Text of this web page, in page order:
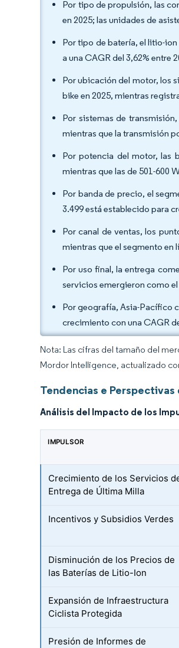
Por tipo de propulsión, las
en 2025; las unidades de
Por tipo de batería, el litio-
a una CAGR del 3,62% entre
Por ubicación del motor, los
bike en 2025, mientras
Por sistemas de
mientras que la transmisión
Por potencia del motor, las
mientras que las de 501-600
Por banda de precio, el
3.499 está establecido para
Por canal de ventas, los
mientras que el segmento en
Por uso final, la entrega
servicios emergieron como
Por geografía, Asia-Pacífico
crecimiento con una CAGR
Nota: Las cifras del tamaño del
Mordor Intelligence, actualizado
Tendencias e
Análisis del Impacto de los
IMPULSOR
Crecimiento de los Servicios
Entrega de Última Milla
Incentivos y Subsidios Verdes
Disminución de los Precios de
las Baterías de Litio-Ion
Expansión de Infraestructura
Ciclista Protegida
Presión de Informes de